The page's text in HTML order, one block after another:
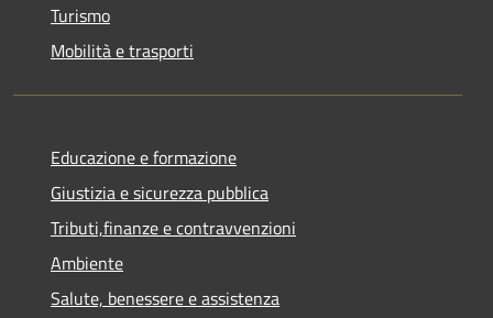
Turismo
Mobilità e trasporti
Educazione e formazione
Giustizia e sicurezza pubblica
Tributi,finanze e contravvenzioni
Ambiente
Salute, benessere e assistenza